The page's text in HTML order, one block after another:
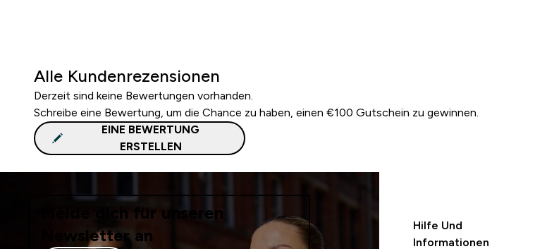
Alle Kundenrezensionen
Derzeit sind keine Bewertungen vorhanden.
Schreibe eine Bewertung, um die Chance zu haben, einen €100 Gutschein zu gewinnen.
EINE BEWERTUNG
ERSTELLEN
Melde dich für unseren
Newsletter an
Hilfe Und
Informationen